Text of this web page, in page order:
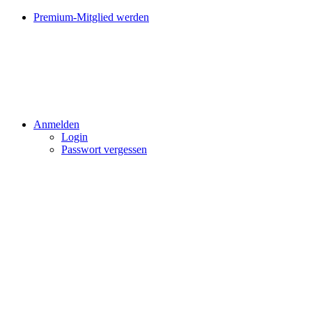
Premium-Mitglied werden
Anmelden
Login
Passwort vergessen